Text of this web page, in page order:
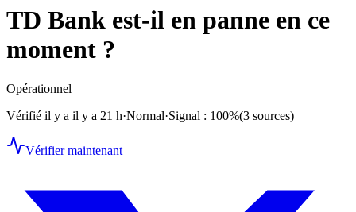
TD Bank est-il en panne en ce
moment ?
Opérationnel
Vérifié il y a il y a 21 h·Normal·Signal : 100%(3 sources)
Vérifier maintenant